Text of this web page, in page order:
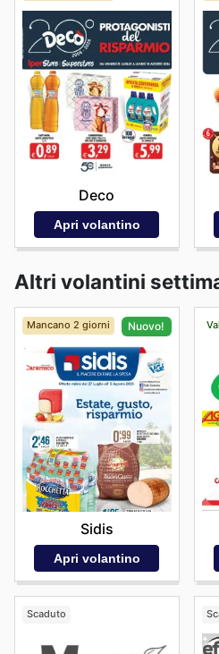
Deco
Apri volantino
Altri volantini
Mancano 2 giorni Nuovo!
Sidis
Apri volantino
Scaduto